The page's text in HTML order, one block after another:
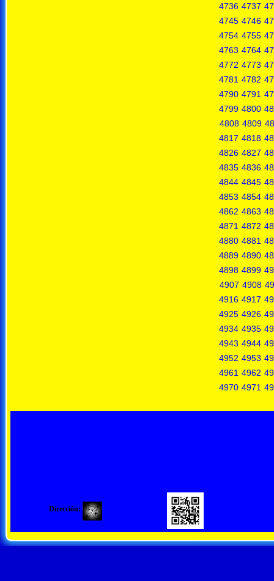
4736 4737
4745 4746
4754 4755
4763 4764
4772 4773
4781 4782
4790 4791
4799 4800
4808 4809
4817 4818
4826 4827
4835 4836
4844 4845
4853 4854
4862 4863
4871 4872
4880 4881
4889 4890
4898 4899
4907 4908
4916 4917
4925 4926
4934 4935
4943 4944
4952 4953
4961 4962
4970 4971
Dirección: